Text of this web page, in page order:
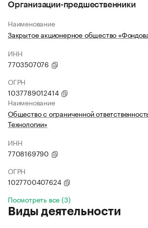
Организации-предшественники
Наименование
Закрытое акционерное общество
ИНН
7703507076
ОГРН
1037789012414
Наименование
Общество с ограниченной
Технологии»
ИНН
7708169790
ОГРН
1027700407624
Посмотреть все (3)
Виды деятельности